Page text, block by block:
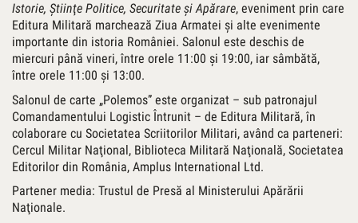
Istorie, Ştiinţe Politice, Securitate şi Apărare, eveniment prin care
Editura Militară marchează Ziua Armatei şi alte evenimente
importante din istoria României. Salonul este deschis de
miercuri până vineri, între orele 11:00 şi 19:00, iar sâmbătă,
între orele 11:00 şi 13:00.
Salonul de carte „Polemos” este organizat – sub patronajul
Comandamentului Logistic Întrunit – de Editura Militară, în
colaborare cu Societatea Scriitorilor Militari, având ca parteneri:
Cercul Militar Naţional, Biblioteca Militară Naţională, Societatea
Editorilor din România, Amplus International Ltd.
Partener media: Trustul de Presă al Ministerului Apărării
Naţionale.